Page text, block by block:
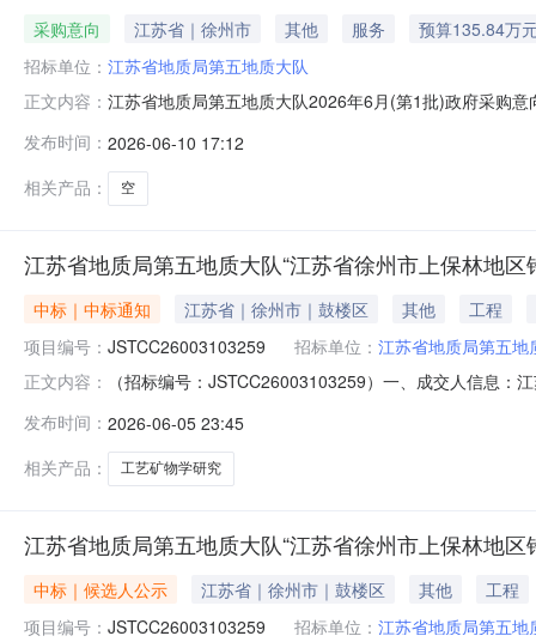
采购意向 江苏省｜徐州市 其他 服务
预算135.84万
招标单位： 江苏省地质局第五地质大队
正文内容： 江苏省地质局第五地质大队2026年6月(第1批)政府采购
矿综合利用试验研究专项预算金额：135.840000万元(人
次公开的采购
发布时间： 2026-06-10 17:12
相关产品：
空
江苏省地质局第五地质大队“江苏省徐州市上保林地
中标｜中标通知 江苏省｜徐州市｜鼓楼区 其他
工程
项目编号： JSTCC26003103259 招标单位： 江苏省地质局第五地
正文内容：
（招标编号：JSTCC26003103259）一、成交人信息
大队地址：徐州市鼓楼区下淀路163号联系人：程强电
发布时间： 2026-06-05 23:45
相关产品：
工艺矿物学研究
江苏省地质局第五地质大队“江苏省徐州市上保林地
中标｜候选人公示 江苏省｜徐州市｜鼓楼区 其他
工程
项目编号： JSTCC26003103259 招标单位： 江苏省地质局第五地